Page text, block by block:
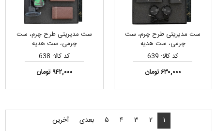
ست مدیریتی طرح چرم، ست
چرمی، ست هدیه
کد کالا: 639
۶۳۰,۰۰۰ تومان
ست مدیریتی طرح چرم، ست
چرمی، ست هدیه
کد کالا: 638
۹۴۲,۰۰۰ تومان
۱ ۲ ۳ ۴ ۵ بعدی آخرین